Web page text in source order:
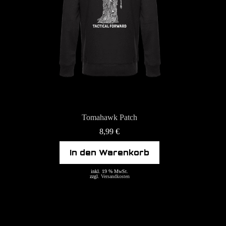
Tomahawk Patch
8,99€
In den Warenkorb
inkl. 19 % MwSt.
zzgl. Versandkosten